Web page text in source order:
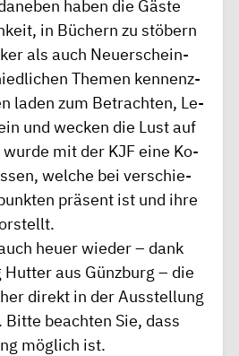
haben die Gäste
in Büc­hern zu stöb­ern
als auch Neuer­sc­he­i­n­
Themen ken­n­enz­
la­d­en zum Betr­ac­hten, Le­
und wec­k­en die Lust auf
mit der KJF eine Ko­
welche bei ver­schie­
pr­äse­nt ist und ihre
heuer wie­der – dank
aus Gün­zburg – die
di­rekt in der Aus­stel­l­ung
beac­hten Sie, dass
mögl­ich ist.